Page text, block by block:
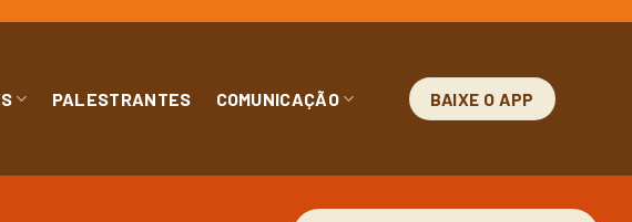
PALESTRANTES COMUNICAÇÃO BAIXE O APP